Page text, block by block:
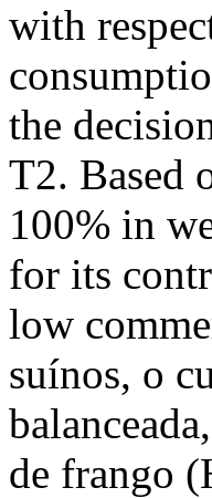
with
the
T2. Based
100% in
for its
low
suínos, o
de frango